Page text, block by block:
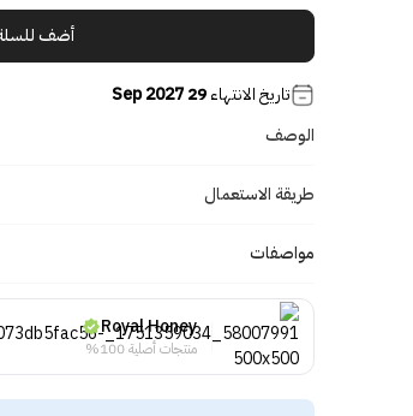
أضف
تاريخ الانتهاء29 Sep 2027
الوصف
طريقة الاستعمال
مواصفات
Royal Honey
منتجات أصلية 100%